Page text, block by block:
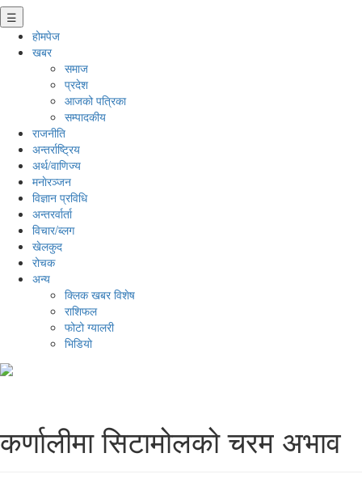
☰
होमपेज
खबर
समाज
प्रदेश
आजको पत्रिका
सम्पादकीय
राजनीति
अन्तर्राष्ट्रिय
अर्थ/वाणिज्य
मनाेरञ्जन
विज्ञान प्रविधि
अन्तरर्वार्ता
विचार/ब्लग
खेलकुद
रोचक
अन्य
क्लिक खबर विशेष
राशिफल
फोटो ग्यालरी
भिडियो
कर्णालीमा सिटामोलको चरम अभाव